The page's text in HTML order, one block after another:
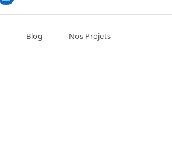
Blog Nos Projets